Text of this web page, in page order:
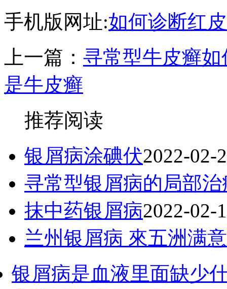
手机版网址:如何诊断红
上一篇： 寻常型牛皮癣如
是牛皮癣
推荐阅读
银屑病涂碘伏2022-02-
寻常型银屑病的局部治
抹中药银屑病2022-02-
兰州银屑病 來五洲满意
银屑病是血液里面缺少